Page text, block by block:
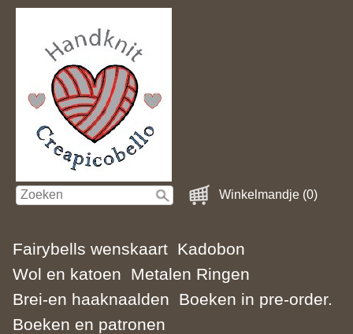
Winkelmandje (0)
Fairybells wenskaart Kadobon
Wol en katoen
Metalen Ringen
Brei-en haaknaalden
Boeken in pre-order.
Boeken en patronen